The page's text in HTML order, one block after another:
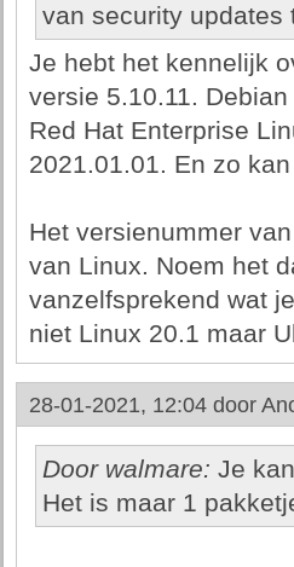
van security updates
Je hebt het kennelijk
versie 5.10.11.
Red Hat Enterprise
2021.01.01. En zo
Het versienummer
van Linux. Noem het
vanzelfsprekend wat
niet Linux 20.1 maar
28-01-2021, 12:04 door
Door walmare: Je
Het is maar 1